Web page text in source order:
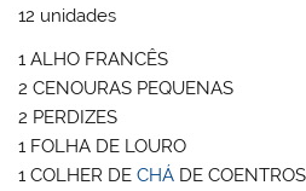
12 unidades
1 ALHO FRANCÊS
2 CENOURAS PEQUENAS
2 PERDIZES
1 FOLHA DE LOURO
1 COLHER DECHÁ DE